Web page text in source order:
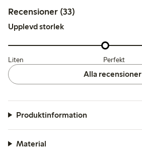
Recensioner (33)
Upplevd storlek
Liten Perfekt
Alla recensioner
Produktinformation
Material